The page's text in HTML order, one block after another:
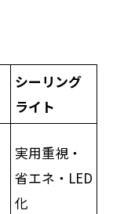
シーリング
ライト
実用重視・
省エネ・LED
化